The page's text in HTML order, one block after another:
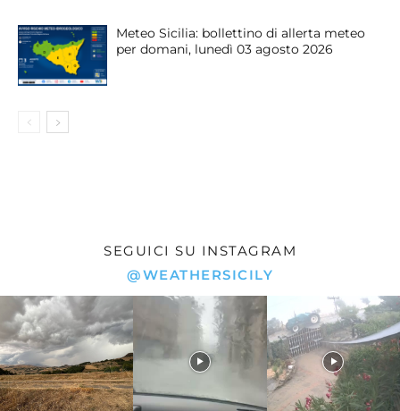
Meteo Sicilia: bollettino di allerta meteo
per domani, lunedì 03 agosto 2026
SEGUICI SU INSTAGRAM
@WEATHERSICILY